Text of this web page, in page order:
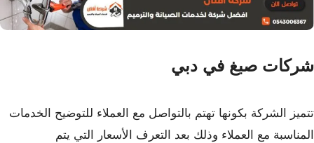
شركات صبغ في دبي
تتميز الشركة بكونها تهتم بالتواصل مع العملاء للتوضيح الخدمات
المناسبة مع العملاء وذلك بعد التعرف الأسعار التي يتم